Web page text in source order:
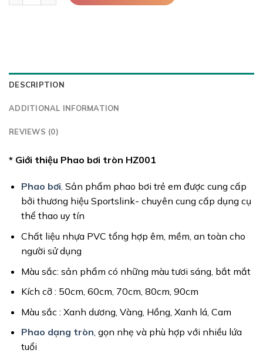
DESCRIPTION
ADDITIONAL INFORMATION
REVIEWS (0)
* Giới thiệu Phao bơi tròn HZ001
Phao bơi, Sản phẩm phao bơi trẻ em được cung cấp
bởi thương hiệu Sportslink- chuyên cung cấp dụng cụ
thể thao uy tín
Chất liệu nhựa PVC tổng hợp êm, mềm, an toàn cho
người sử dụng
Màu sắc: sản phẩm có những màu tươi sáng, bắt mắt
Kích cỡ : 50cm, 60cm, 70cm, 80cm, 90cm
Màu sắc : Xanh dương, Vàng, Hồng, Xanh lá, Cam
Phao dạng tròn, gọn nhẹ và phù hợp với nhiều lứa
tuổi